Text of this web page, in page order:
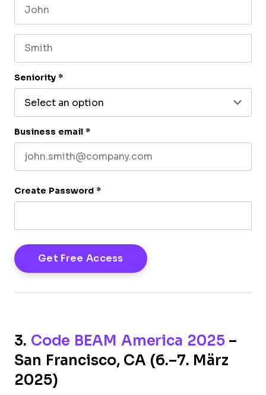
Seniority *
Business email *
Create Password *
3. Code BEAM America 2025–
San Francisco, CA (6.–7. März
2025)